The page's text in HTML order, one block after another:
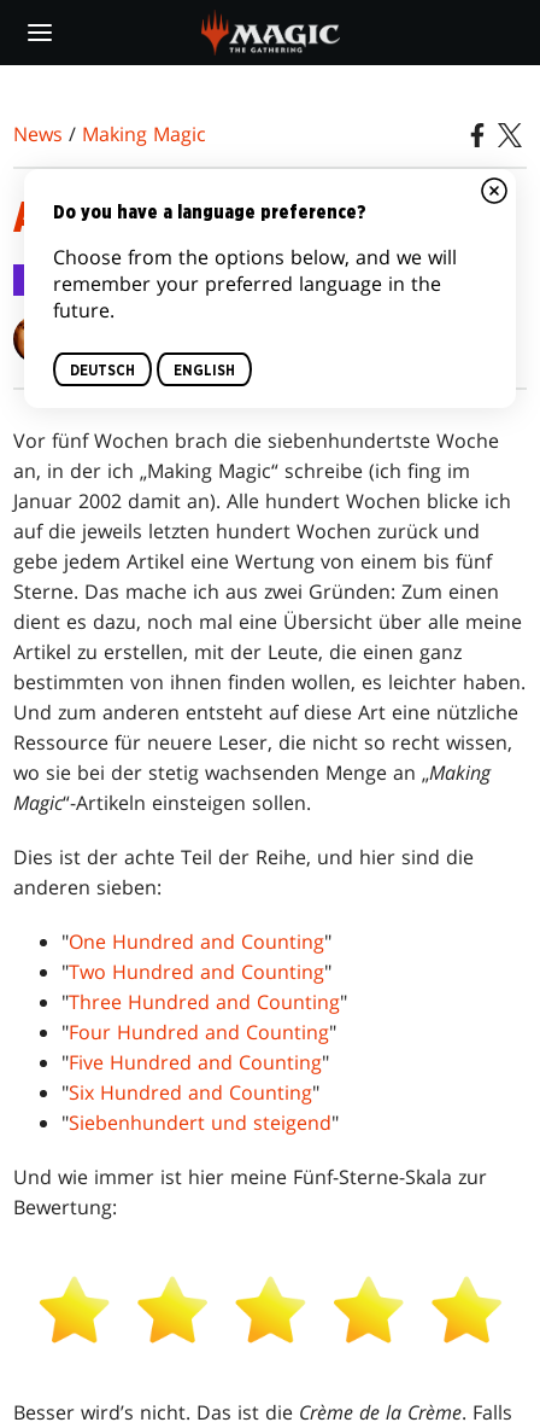
main
News / Making Magic
ACHTHUNDERT UND STEIGEND
Making Magic 15. Mai 2017
Vor fünf Wochen brach die siebenhundertste Woche
an, in der ich „Making Magic“ schreibe (ich fing im
Januar 2002 damit an). Alle hundert Wochen blicke ich
auf die jeweils letzten hundert Wochen zurück und
gebe jedem Artikel eine Wertung von einem bis fünf
Sterne. Das mache ich aus zwei Gründen: Zum einen
dient es dazu, noch mal eine Übersicht über alle meine
Artikel zu erstellen, mit der Leute, die einen ganz
bestimmten von ihnen finden wollen, es leichter haben.
Und zum anderen entsteht auf diese Art eine nützliche
Ressource für neuere Leser, die nicht so recht wissen,
wo sie bei der stetig wachsenden Menge an „Making
Magic“-Artikeln einsteigen sollen.
Dies ist der achte Teil der Reihe, und hier sind die
anderen sieben:
"One Hundred and Counting"
"Two Hundred and Counting"
"Three Hundred and Counting"
"Four Hundred and Counting"
"Five Hundred and Counting"
"Six Hundred and Counting"
"Siebenhundert und steigend"
Und wie immer ist hier meine Fünf-Sterne-Skala zur
Bewertung:
Besser wird’s nicht. Das ist die Crème de la Crème. Falls
Do you have a language preference?
Choose from the options below, and we will
remember your preferred language in the
future.
DEUTSCH ENGLISH